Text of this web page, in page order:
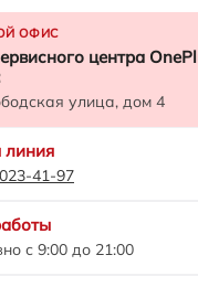
ОФИС
центра
улица, дом 4
линия
41-97
с 9:00 до 21:00